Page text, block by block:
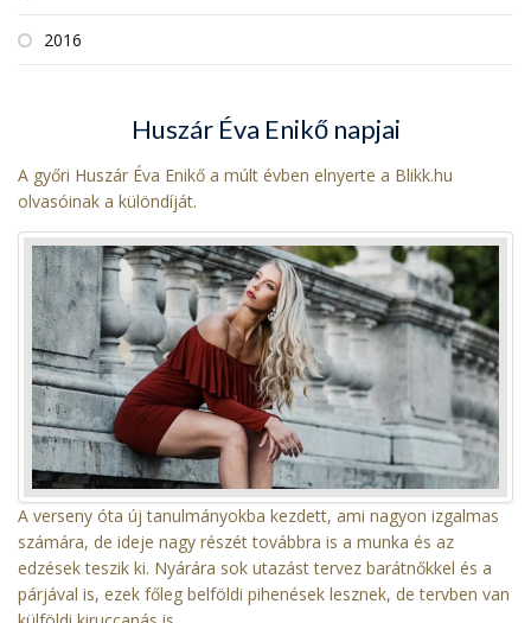
2016
Huszár Éva Enikő napjai
A győri Huszár Éva Enikő a múlt évben elnyerte a Blikk.hu
olvasóinak a különdíját.
A verseny óta új tanulmányokba kezdett, ami nagyon izgalmas
számára, de ideje nagy részét továbbra is a munka és az
edzések teszik ki. Nyárára sok utazást tervez barátnőkkel és a
párjával is, ezek főleg belföldi pihenések lesznek, de tervben van